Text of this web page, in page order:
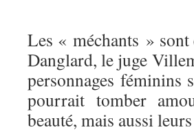
Les « méchants »
Danglard, le juge
personnages féminins
pourrait tomber
beauté, mais aussi